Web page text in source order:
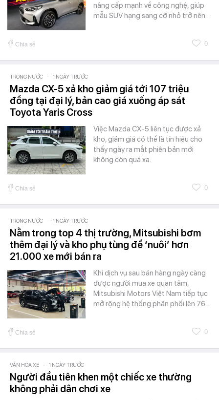
nâng cấp mạnh về công nghệ, giúp
mẫu SUV hạng sang cỡ nhỏ trở nên…
Chia sẻ 0
TRONG NƯỚC - 1 NGÀY TRƯỚC
Mazda CX-5 xả kho giảm giá tới 107 triệu
đồng tại đại lý, bản cao giá xuống áp sát
Toyota Yaris Cross
Việc Mazda CX-5 liên tục được xả
kho, giảm giá có thể là tín hiệu cho
thấy ngày ra mắt phiên bản mới
không còn quá xa.
Chia sẻ 0
TRONG NƯỚC - 1 NGÀY TRƯỚC
Nằm trong top 4 thị trường, Mitsubishi bơm
thêm đại lý và kho phụ tùng để ‘nuôi’ hơn
21.000 xe mới bán ra
Khi dịch vụ sau bán hàng ngày càng
được người mua xe quan tâm,
Mitsubishi Motors Việt Nam tiếp tục
mở rộng hệ thống phân phối lên 76…
Chia sẻ 0
VĂN HÓA XE - 1 NGÀY TRƯỚC
Người đầu tiên khen một chiếc xe thường
không phải dân chơi xe